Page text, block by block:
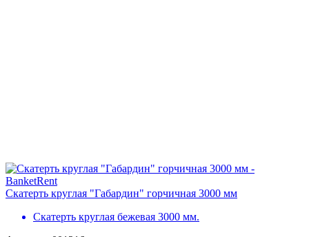
Скатерть круглая "Габардин" горчичная 3000 мм
Скатерть круглая бежевая 3000 мм.